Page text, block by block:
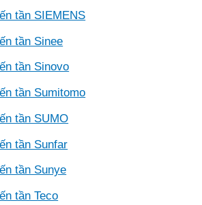
tần SIEMENS
tần Sinee
tần Sinovo
tần Sumitomo
tần SUMO
tần Sunfar
tần Sunye
tần Teco